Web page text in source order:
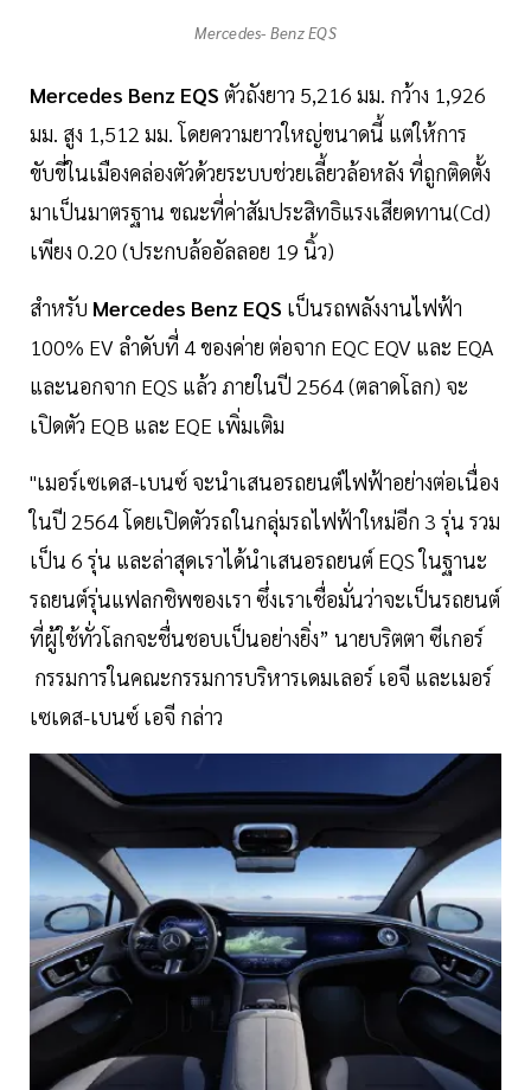
Mercedes- Benz EQS
Mercedes Benz EQS ตัวถังยาว 5,216 มม. กว้าง 1,926
มม. สูง 1,512 มม. โดยความยาวใหญ่ขนาดนี้ แต่ให้การ
ขับขี่ในเมืองคล่องตัวด้วยระบบช่วยเลี้ยวล้อหลัง ที่ถูกติดตั้ง
มาเป็นมาตรฐาน ขณะที่ค่าสัมประสิทธิแรงเสียดทาน(Cd)
เพียง 0.20 (ประกบล้ออัลลอย 19 นิ้ว)
สำหรับ Mercedes Benz EQS เป็นรถพลังงานไฟฟ้า
100% EV ลำดับที่ 4 ของค่าย ต่อจาก EQC EQV และ EQA
และนอกจาก EQS แล้ว ภายในปี 2564 (ตลาดโลก) จะ
เปิดตัว EQB และ EQE เพิ่มเติม
"เมอร์เซเดส-เบนซ์ จะนำเสนอรถยนต์ไฟฟ้าอย่างต่อเนื่อง
ในปี 2564 โดยเปิดตัวรถในกลุ่มรถไฟฟ้าใหม่อีก 3 รุ่น รวม
เป็น 6 รุ่น และล่าสุดเราได้นำเสนอรถยนต์ EQS ในฐานะ
รถยนต์รุ่นแฟลกชิพของเรา ซึ่งเราเชื่อมั่นว่าจะเป็นรถยนต์
ที่ผู้ใช้ทั่วโลกจะชื่นชอบเป็นอย่างยิ่ง” นายบริตตา ซีเกอร์
กรรมการในคณะกรรมการบริหารเดมเลอร์ เอจี และเมอร์
เซเดส-เบนซ์ เอจี กล่าว